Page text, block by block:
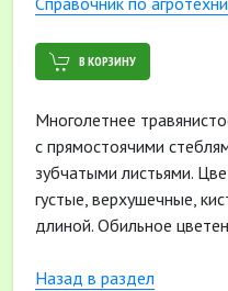
В КОРЗИНУ
Многолетнее
с прямостоячими
зубчатыми листьями.
густые, верхушечные,
длиной. Обильное
Назад в раздел